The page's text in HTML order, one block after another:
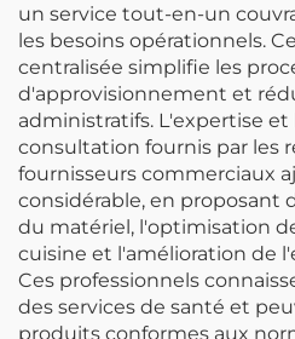
un service tout-en-un
les besoins opérationnels.
centralisée simplifie les
d'approvisionnement et
administratifs. L'expertise et
consultation fournis par les
fournisseurs commerciaux
considérable, en proposant
du matériel, l'optimisation
cuisine et l'amélioration de
Ces professionnels
des services de santé et
produits conformes aux